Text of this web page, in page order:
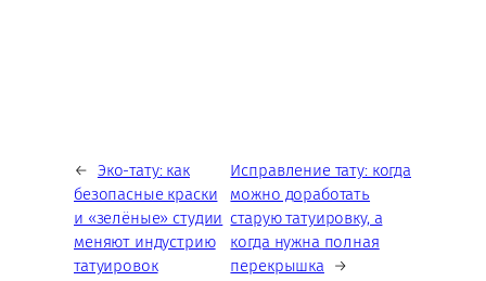
← Эко-тату: как
безопасные краски
и «зелёные» студии
меняют индустрию
татуировок
Исправление тату: когда
можно доработать
старую татуировку, а
когда нужна полная
перекрышка
→